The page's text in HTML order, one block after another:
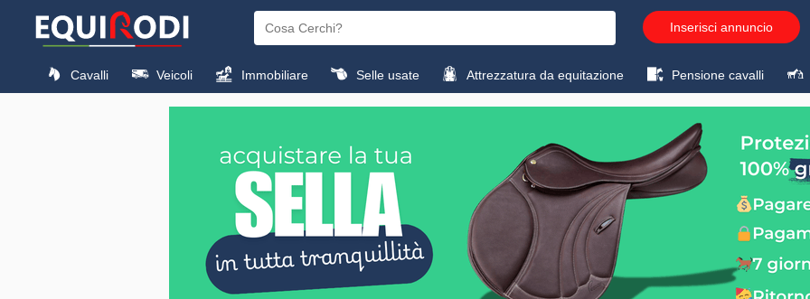
Inserisci annuncio
Cavalli Veicoli Immobiliare Selle usate Attrezzatura da equitazione Pensione cavalli